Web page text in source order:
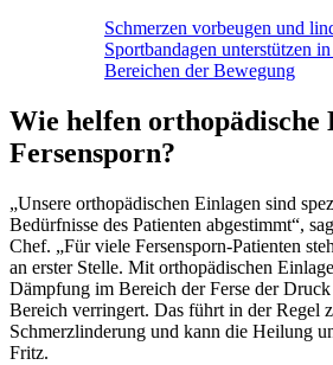
Schmerzen vorbeugen und
Sportbandagen unterstützen
Bereichen der Bewegung
Wie helfen orthopädische
Fersensporn?
„Unsere orthopädischen Einlagen sind
Bedürfnisse des Patienten abgestimmt“,
Chef. „Für viele Fersensporn-Patienten
an erster Stelle. Mit orthopädischen
Dämpfung im Bereich der Ferse der
Bereich verringert. Das führt in der Regel
Schmerzlinderung und kann die Heilung
Fritz.